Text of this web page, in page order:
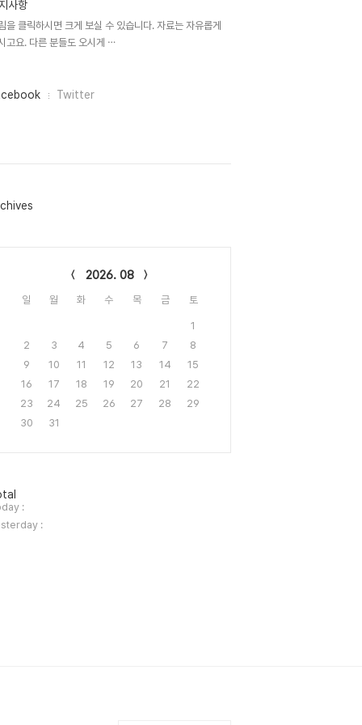
사항
을 클릭하시면 크게 보실 수 있습니다. 자료는 자유롭게
고요. 다른 분들도 오시게 ⋯
Twitter
2026. 08
일 월 화 수 목 금 토
1
2
3 4 5 6 7
8
9
10 11 12 13 14
15
16
17 18 19 20 21
22
23
24 25 26 27 28
29
30
31
:
: